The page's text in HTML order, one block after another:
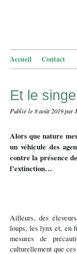
Accueil Contact
Et le
Publié le 8 août 2019par
Alors que nature
un véhicule des
contre la présence
l’extinction…
Ailleurs, des
loups, les lynx et, en
mesures de
culturellement que